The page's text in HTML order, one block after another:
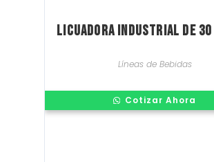
Licuadora industrial de
Líneas de Bebidas
Cotizar Ahora